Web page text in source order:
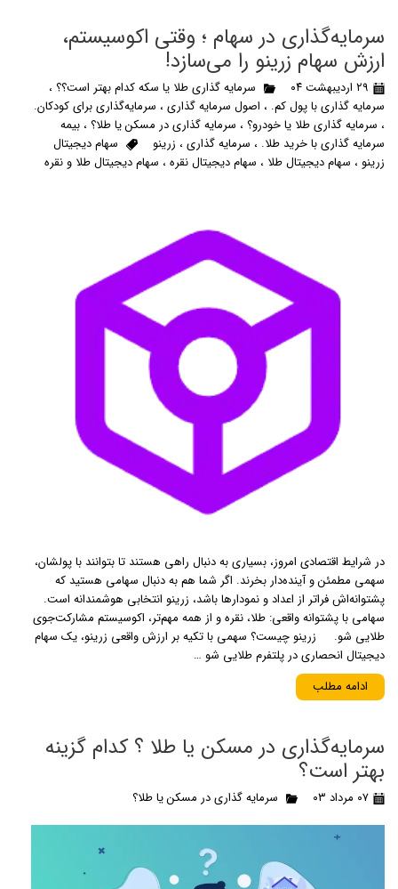
سرمایه‌گذاری در سهام ؛ وقتی اکوسیستم،
ارزش سهام زرینو را می‌سازد!
۲۹ اردیبهشت ۰۴ سرمایه گذاری طلا یا سکه کدام بهتر است؟؟،
سرمایه گذاری با پول کم. ، اصول سرمایه گذاری، سرمایه‌گذاری برای کودکان.
، سرمایه گذاری طلا یا خودرو؟، سرمایه گذاری در مسکن یا طلا؟، بیمه
سرمایه گذاری با خرید طلا. ، سرمایه گذاری، زرینو
سهام دیجیتال
زرینو ، سهام دیجیتال طلا ، سهام دیجیتال نقره، سهام دیجیتال طلا و نقره
در شرایط اقتصادی امروز، بسیاری به دنبال راهی هستند تا بتوانند با پولشان،
سهمی مطمئن و آینده‌دار بخرند. اگر شما هم به دنبال سهامی هستید که
پشتوانه‌اش فراتر از اعداد و نمودارها باشد، زرینو انتخابی هوشمندانه است.
سهامی با پشتوانه واقعی: طلا، نقره و از همه مهم‌تر، اکوسیستم مشارکت‌جوی
طلایی شو. زرینو چیست؟ سهمی با تکیه بر ارزش واقعی زرینو، یک سهام
دیجیتال انحصاری در پلتفرم طلایی شو …
ادامه مطلب
سرمایه‌گذاری در مسکن یا طلا ؟ کدام گزینه
بهتر است؟
۰۷ مرداد ۰۳ سرمایه گذاری در مسکن یا طلا؟